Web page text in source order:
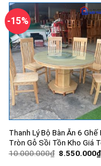
-15%
Thanh Lý Bộ Bàn Ăn 6 Ghế
Tròn Gỗ Sồi Tồn Kho Giá
10.000.000₫ Giá
8.550.000₫